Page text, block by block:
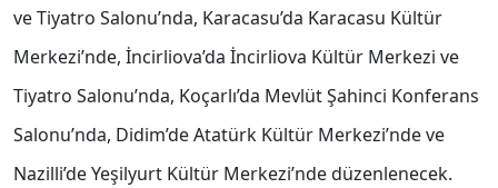
ve Tiyatro Salonu’nda, Karacasu’da Karacasu Kültür
Merkezi’nde, İncirliova’da İncirliova Kültür Merkezi ve
Tiyatro Salonu’nda, Koçarlı’da Mevlüt Şahinci Konferans
Salonu’nda, Didim’de Atatürk Kültür Merkezi’nde ve
Nazilli’de Yeşilyurt Kültür Merkezi’nde düzenlenecek.